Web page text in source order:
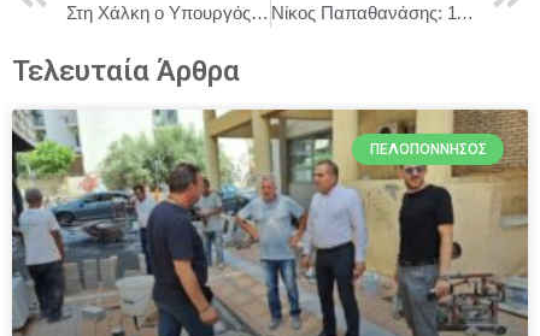
Στη Χάλκη ο Υπουργός Αγροτικής Ανάπτυξης και Τροφίμων Μαργαρίτης Σχοινάς
Νίκος Παπαθανάσης: 110 εκατ. ευρώ για τη δεύτερη φάση του έργου «Κοινωνικοοικονομική Μετάβαση της Δυτικής Μακεδονίας»
Τελευταία Άρθρα
ΠΕΛΟΠΌΝΝΗΣΟΣ